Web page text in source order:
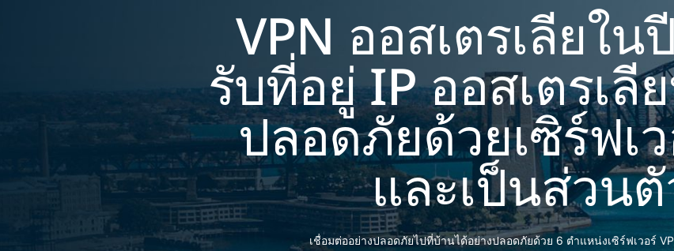
เข้าถึงบริการออนไลน์อย่างปลอดภัย
สำรวจดูคุณสมบัติทั้งหมด
การสมัครสมาชิ
และความปลอด
อย่างราบรื่นเพื่
ดูผลิตภัณฑ์ทั้งห
Linux ใหม่
วิธีใช้งาน
อธิบายก
scale.
ที่ปลอดภัยใน
ประเทศ 113
ปกป้องกล่องข้อความ
ขาเข้าและตัวตนของ
คุณ
ExpressKeys
การจัดการรหัส
ผ่านที่มีความ
ปลอดภัย การ
ยืนยันตัวตน
หลายชั้น และ
อื่น ๆ
ExpressAI
AI สำหรับผู้
บริโภคราย
แรกที่ขับ
เคลื่อนโดย
confidential
computing
สำหรับความ
อัจฉริยะที่เน้น
ความเป็นส่วน
กว่
ปร
VPN ออสเตรเลียใน
รับที่อยู่ IP ออสเตรเลี
ปลอดภัยด้วยเซิร์ฟเ
และเป็นส่วน
เชื่อมต่ออย่างปลอดภัยไปที่บ้านได้อย่างปลอดภัยด้วย 6 ตำแหน่งเซิร์ฟเวอร์